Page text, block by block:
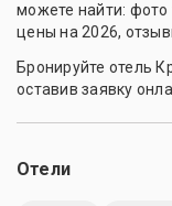
можете найти: фото
цены на 2026,
Бронируйте отель
оставив заявку
Отели